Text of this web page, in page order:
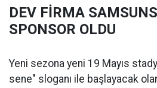
DEV FİRMA
SPONSOR OLDU
Yeni sezona yeni 19 Mayıs
sene" sloganı ile başlayacak